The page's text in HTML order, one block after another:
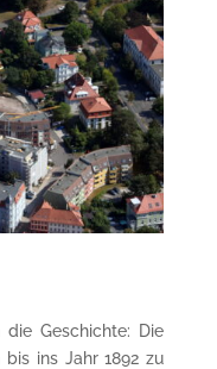
Geschichte: Die
ins Jahr 1892 zu